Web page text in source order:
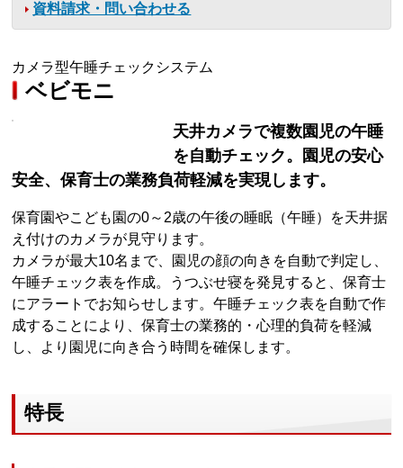
資料請求・問い合わせる
カメラ型午睡チェックシステム
ベビモニ
天井カメラで複数園児の午睡
を自動チェック。園児の安心
安全、保育士の業務負荷軽減を実現します。
保育園やこども園の0～2歳の午後の睡眠（午睡）を天井据
え付けのカメラが見守ります。
カメラが最大10名まで、園児の顔の向きを自動で判定し、
午睡チェック表を作成。うつぶせ寝を発見すると、保育士
にアラートでお知らせします。午睡チェック表を自動で作
成することにより、保育士の業務的・心理的負荷を軽減
し、より園児に向き合う時間を確保します。
特長